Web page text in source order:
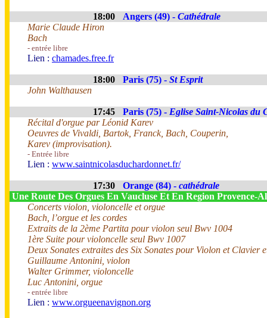
18:00 Angers (49) - Cathédrale
Marie Claude Hiron
Bach
- entrée libre
Lien : chamades.free.fr
18:00 Paris (75) - St Esprit
John Walthausen
17:45 Paris (75) - Eglise Saint-Nicolas du
Récital d'orgue par Léonid Karev
Oeuvres de Vivaldi, Bartok, Franck, Bach, Couperin,
Karev (improvisation).
- Entrée libre
Lien : www.saintnicolasduchardonnet.fr/
17:30 Orange (84) - cathédrale
Une Route Des Orgues En Vaucluse Et En Region Provence-
Concerts violon, violoncelle et orgue
Bach, l’orgue et les cordes
Extraits de la 2ème Partita pour violon seul Bwv 1004
1ère Suite pour violoncelle seul Bwv 1007
Deux Sonates extraites des Six Sonates pour Violon et Clavier
Guillaume Antonini, violon
Walter Grimmer, violoncelle
Luc Antonini, orgue
- entrée libre
Lien : www.orgueenavignon.org